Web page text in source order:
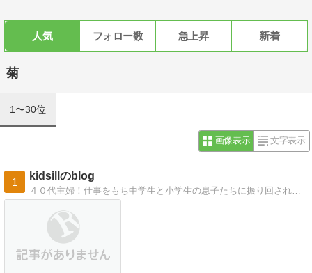
人気 フォロー数 急上昇 新着
菊
1〜30位
画像表示 文字表示
1
kidsillのblog
４０代主婦！仕事をもち中学生と小学生の息子たちに振り回されながらテキトーガーデニングで現在イチゴ栽培と菊・マム栽培その他少々庭畑を楽しんでます(^o^)